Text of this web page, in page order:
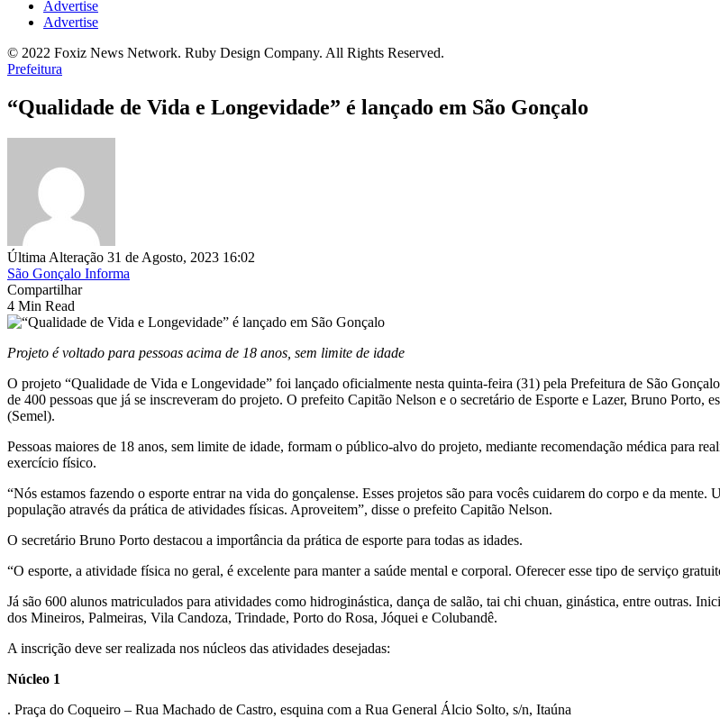
Advertise
Advertise
© 2022 Foxiz News Network. Ruby Design Company. All Rights Reserved.
Prefeitura
“Qualidade de Vida e Longevidade” é lançado em São Gonçalo
Última Alteração 31 de Agosto, 2023 16:02
São Gonçalo Informa
Compartilhar
4 Min Read
Projeto é voltado para pessoas acima de 18 anos, sem limite de idade
O projeto “Qualidade de Vida e Longevidade” foi lançado oficialmente nesta quinta-feira (31) pela Prefeitura de São
de 400 pessoas que já se inscreveram do projeto. O prefeito Capitão Nelson e o secretário de Esporte e Lazer, Bruno Porto,
(Semel).
Pessoas maiores de 18 anos, sem limite de idade, formam o público-alvo do projeto, mediante recomendação médica para
exercício físico.
“Nós estamos fazendo o esporte entrar na vida do gonçalense. Esses projetos são para vocês cuidarem do corpo e da
população através da prática de atividades físicas. Aproveitem”, disse o prefeito Capitão Nelson.
O secretário Bruno Porto destacou a importância da prática de esporte para todas as idades.
“O esporte, a atividade física no geral, é excelente para manter a saúde mental e corporal. Oferecer esse tipo de serviço
Já são 600 alunos matriculados para atividades como hidroginástica, dança de salão, tai chi chuan, ginástica, entre outras.
dos Mineiros, Palmeiras, Vila Candoza, Trindade, Porto do Rosa, Jóquei e Colubandê.
A inscrição deve ser realizada nos núcleos das atividades desejadas:
Núcleo 1
. Praça do Coqueiro – Rua Machado de Castro, esquina com a Rua General Álcio Solto, s/n, Itaúna